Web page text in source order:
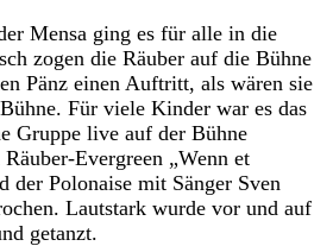
Mensa ging es für alle in die
zogen die Räuber auf die Bühne
Pänz einen Auftritt, als wären sie
Für viele Kinder war es das
Gruppe live auf der Bühne
Evergreen „Wenn et
der Polonaise mit Sänger Sven
Lautstark wurde vor und auf
getanzt.